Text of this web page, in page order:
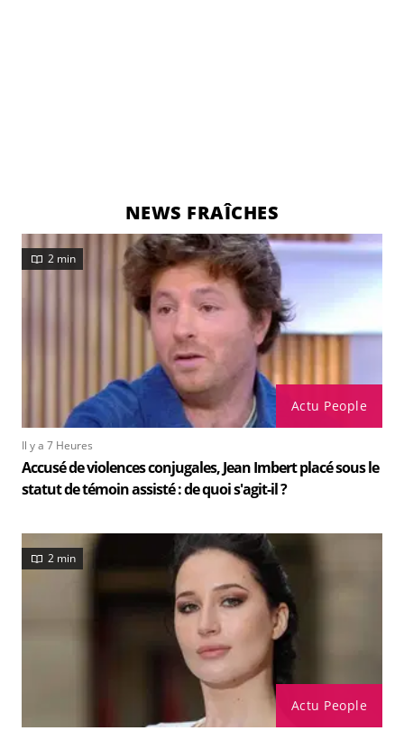
NEWS FRAÎCHES
Actu People
2 min
Il y a 7 Heures
Accusé de violences conjugales, Jean Imbert placé sous le
statut de témoin assisté : de quoi s'agit-il ?
Actu People
2 min